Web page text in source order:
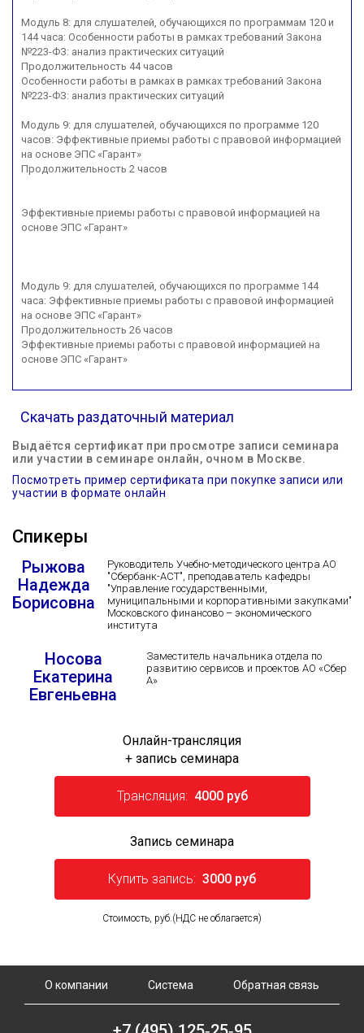
Модуль 8: для слушателей, обучающихся по программам 120 и
144 часа: Особенности работы в рамках требований Закона
№223-ФЗ: анализ практических ситуаций
Продолжительность 44 часов
Особенности работы в рамках в рамках требований Закона
№223-ФЗ: анализ практических ситуаций
Модуль 9: для слушателей, обучающихся по программе 120
часов: Эффективные приемы работы с правовой информацией
на основе ЭПС «Гарант»
Продолжительность 2 часов
Эффективные приемы работы с правовой информацией на
основе ЭПС «Гарант»
Модуль 9: для слушателей, обучающихся по программе 144
часа: Эффективные приемы работы с правовой информацией
на основе ЭПС «Гарант»
Продолжительность 26 часов
Эффективные приемы работы с правовой информацией на
основе ЭПС «Гарант»
Скачать раздаточный материал
Выдаётся сертификат при просмотре записи семинара
или участии в семинаре онлайн, очном в Москве.
Посмотреть пример сертификата при покупке записи или
участии в формате онлайн
Спикеры
Рыжова
Надежда
Борисовна
Руководитель Учебно-методического центра АО
"Сбербанк-АСТ", преподаватель кафедры
"Управление государственными,
муниципальными и корпоративными закупками"
Московского финансово – экономического
института
Носова
Екатерина
Евгеньевна
Заместитель начальника отдела по
развитию сервисов и проектов АО «Сбер
А»
Онлайн-трансляция
+ запись семинара
Трансляция: 4000 руб
Запись семинара
Купить запись: 3000 руб
Стоимость, руб.(НДС не облагается)
О компании Система Обратная связь